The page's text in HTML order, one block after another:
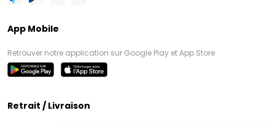
App Mobile
Retrouver notre application sur Google Play et App Store
Retrait / Livraison